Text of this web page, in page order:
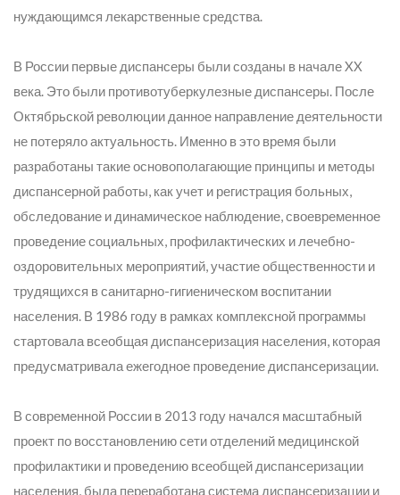
нуждающимся лекарственные средства.
В России первые диспансеры были созданы в начале XX
века. Это были противотуберкулезные диспансеры. После
Октябрьской революции данное направление деятельности
не потеряло актуальность. Именно в это время были
разработаны такие основополагающие принципы и методы
диспансерной работы, как учет и регистрация больных,
обследование и динамическое наблюдение, своевременное
проведение социальных, профилактических и лечебно-
оздоровительных мероприятий, участие общественности и
трудящихся в санитарно-гигиеническом воспитании
населения. В 1986 году в рамках комплексной программы
стартовала всеобщая диспансеризация населения, которая
предусматривала ежегодное проведение диспансеризации.
В современной России в 2013 году начался масштабный
проект по восстановлению сети отделений медицинской
профилактики и проведению всеобщей диспансеризации
населения, была переработана система диспансеризации и